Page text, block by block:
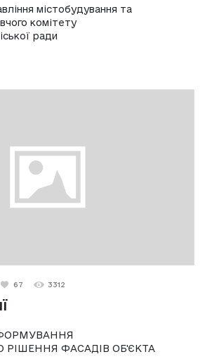
містобудування та
комітету
ради
67 3312
РІШЕННЯ ФАСАДІВ ОБ'ЄКТА